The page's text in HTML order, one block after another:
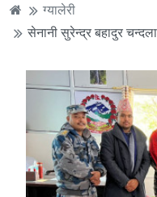
ग्यालेरी
सेनानी सुरेन्द्र बहादुर